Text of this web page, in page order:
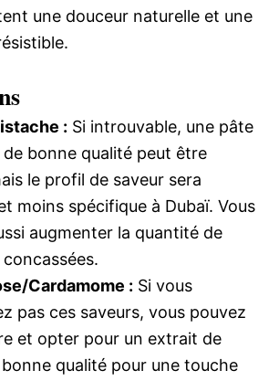
une douceur naturelle et une
: Si introuvable, une pâte
de bonne qualité peut être
le profil de saveur sera
moins spécifique à Dubaï. Vous
augmenter la quantité de
Cardamome : Si vous
pas ces saveurs, vous pouvez
et opter pour un extrait de
qualité pour une touche